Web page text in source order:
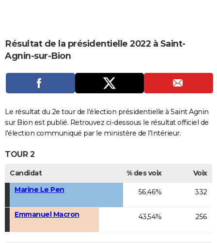
Carte de Noël
Carte Bonne année
Carte Saint-Valentin
Carte Pâques
Carte d'anniversaire
DICTIONNAIRE
PROGRAMME TV
COPAINS D'AVANT
S'inscrire
Se connecter
Lycées
Collèges
Primaires
Universités
Entreprises
Service militaire
Avis de recherche
AVIS DE DÉCÈS
FORUM
Bricolage
Lifestyle
Culture
Sport
Auto
Television
Voyage
Cinema
Résultat de la présidentielle 2022 à Saint-
Agnin-sur-Bion
Le résultat du 2e tour de l'élection présidentielle à Saint Agnin
sur Bion est publié. Retrouvez ci-dessous le résultat officiel de
l'élection communiqué par le ministère de l'Intérieur.
TOUR 2
Candidat % des voix
Voix
Marine Le Pen
56,46% 332
Emmanuel Macron 43,54% 256